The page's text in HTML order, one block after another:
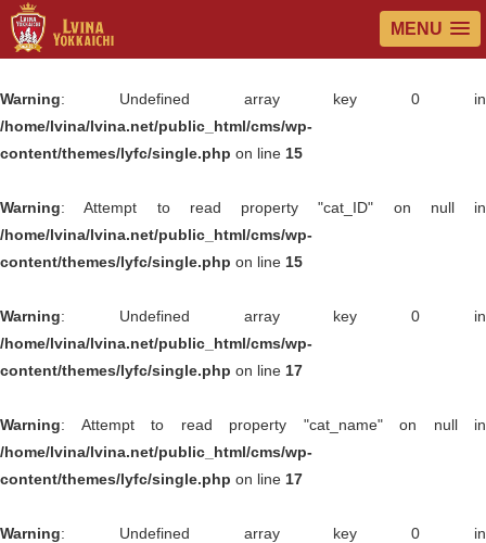
MENU
Warning: Undefined array key 0 in
/home/lvina/lvina.net/public_html/cms/wp-
content/themes/lyfc/single.php on line 15
Warning: Attempt to read property "cat_ID" on null in
/home/lvina/lvina.net/public_html/cms/wp-
content/themes/lyfc/single.php on line 15
Warning: Undefined array key 0 in
/home/lvina/lvina.net/public_html/cms/wp-
content/themes/lyfc/single.php on line 17
Warning: Attempt to read property "cat_name" on null in
/home/lvina/lvina.net/public_html/cms/wp-
content/themes/lyfc/single.php on line 17
Warning: Undefined array key 0 in